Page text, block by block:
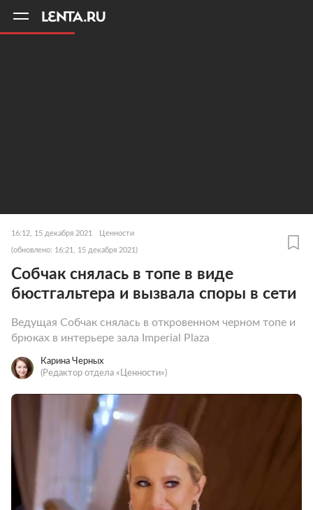
16:12, 15 декабря 2021 Ценности
(обновлено: 16:21, 15 декабря 2021)
Собчак снялась в топе в виде
бюстгальтера и вызвала споры в сети
Ведущая Собчак снялась в откровенном черном топе и
брюках в интерьере зала Imperial Plaza
Карина Черных
(Редактор отдела «Ценности»)